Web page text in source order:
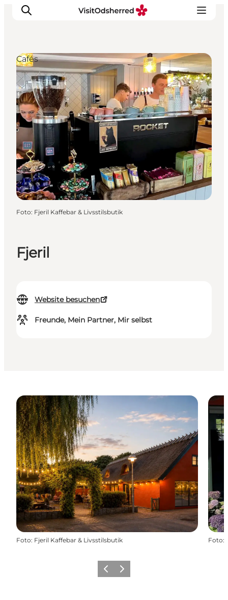
Events
Erlebnisse
Essen
Unterkünfte
Nützliches
Fjeril
Website besuchen
Freunde, Mein Partner, Mir selbst
Cafés
Foto: Fjeril Kaffebar & Livsstilsbutik
Foto: Fjeril Kaffebar & Livsstilsbutik Foto:
Vorherige Folie
Nächste Folie